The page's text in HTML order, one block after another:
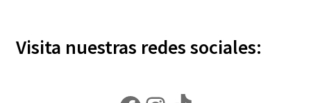
Visita nuestras redes sociales: